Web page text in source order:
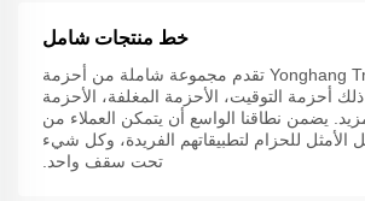
خط منتجات شامل
Yonghang Transmission تقدم مجموعة شاملة من أحزمة
أحزمة التوقيت، الأحزمة المغلفة، الأحزمة
يضمن نطاقنا الواسع أن يتمكن العملاء من
الأمثل للحزام لتطبيقاتهم الفريدة، وكل شيء
تحت سقف واحد.